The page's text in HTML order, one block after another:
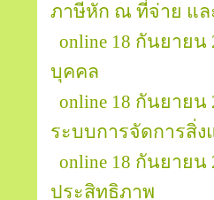
ภาษีหัก ณ ที่จ่าย แล
online 18 กันยาย
บุคคล
online 18 กันยายน
ระบบการจัดการสิ่ง
online 18 กันยายน
ประสิทธิภาพ